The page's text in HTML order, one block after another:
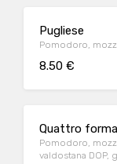
Pugliese
Pomodoro,
8.50 €
Quattro
Pomodoro,
valdostana DOP,